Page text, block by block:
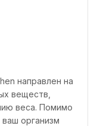
направлен на
веществ,
веса. Помимо
организм